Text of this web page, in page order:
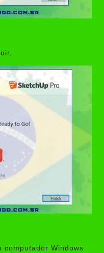
computador Windows